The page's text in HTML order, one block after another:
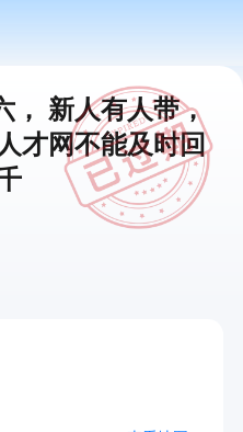
， 新人有人带，
才网不能及时回